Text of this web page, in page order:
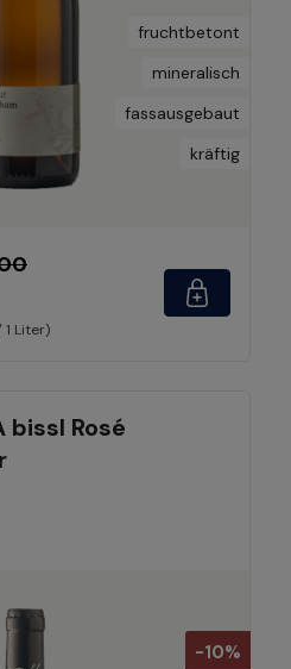
fruchtbetont
mineralisch
fassausgebaut
kräftig
Liter)
bissl Rosé
-10%